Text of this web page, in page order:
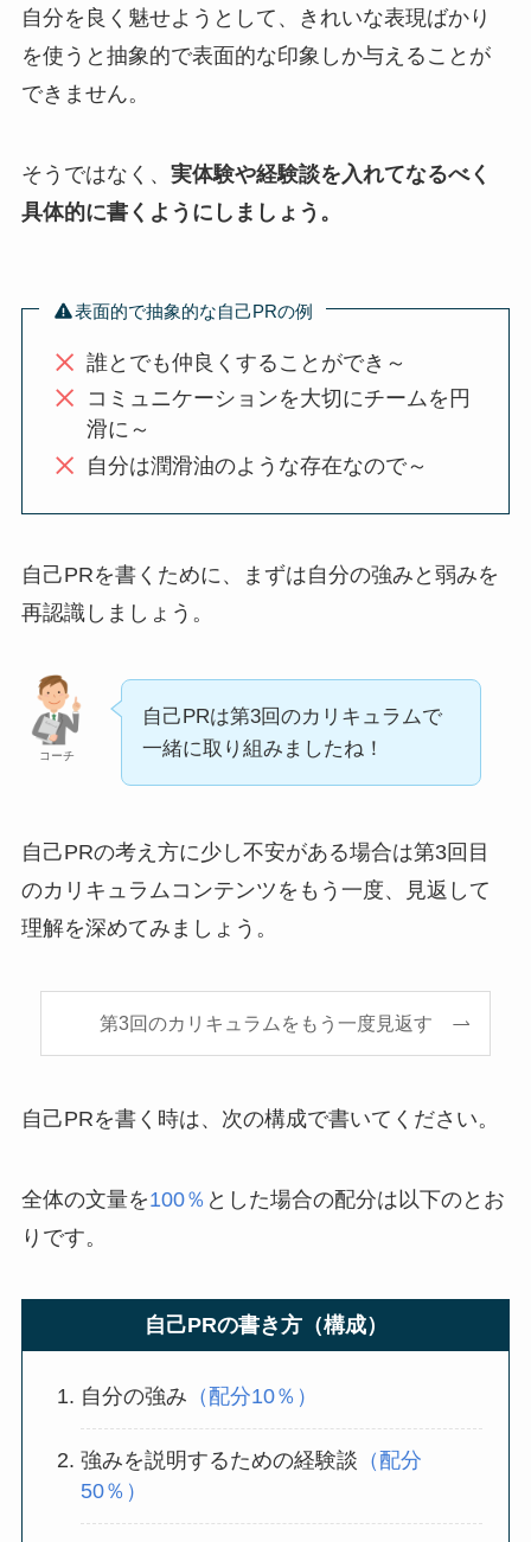
自分を良く魅せようとして、きれいな表現ばかり
を使うと抽象的で表面的な印象しか与えることが
できません。
そうではなく、 実体験や経験談を入れてなるべく
具体的に書くようにしましょう。
表面的で抽象的な自己PRの例
誰とでも仲良くすることができ～
コミュニケーションを大切にチームを円
滑に～
自分は潤滑油のような存在なので～
自己PRを書くために、まずは自分の強みと弱みを
再認識しましょう。
コーチ
自己PRは第3回のカリキュラムで
一緒に取り組みましたね！
自己PRの考え方に少し不安がある場合は第3回目
のカリキュラムコンテンツをもう一度、見返して
理解を深めてみましょう。
第3回のカリキュラムをもう一度見返す
自己PRを書く時は、次の構成で書いてください。
全体の文量を100％ とした場合の配分は以下のとお
りです。
自己PRの書き方（構成）
自分の強み （配分10％）
強みを説明するための経験談 （配分
50％）